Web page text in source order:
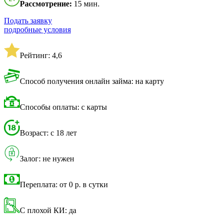
Рассмотрение: 15 мин.
Подать заявку
подробные условия
Рейтинг: 4,6
Способ получения онлайн займа: на карту
Способы оплаты: с карты
Возраст: с 18 лет
Залог: не нужен
Переплата: от 0 р. в сутки
С плохой КИ: да